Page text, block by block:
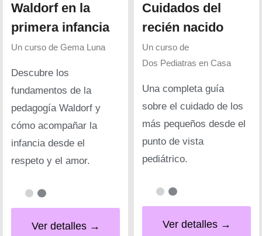
Waldorf en la
primera infancia
Un curso de Gema Luna
Descubre los
fundamentos de la
pedagogía Waldorf y
cómo acompañar la
infancia desde el
respeto y el amor.
Ver detalles →
Cuidados del
recién nacido
Un curso de
Dos Pediatras en Casa
Una completa guía
sobre el cuidado de los
más pequeños desde el
punto de vista
pediátrico.
Ver detalles →